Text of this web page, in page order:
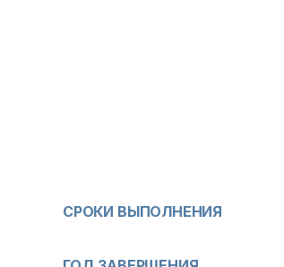
СРОКИ ВЫПОЛНЕНИЯ